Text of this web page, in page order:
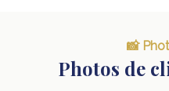
📸
Photos de